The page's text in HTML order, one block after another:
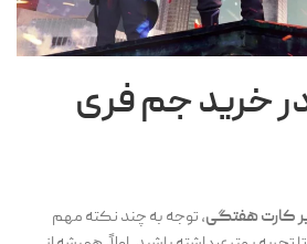
خرید جم فری
کارت هفتگی، توجه به چند نکته مهم